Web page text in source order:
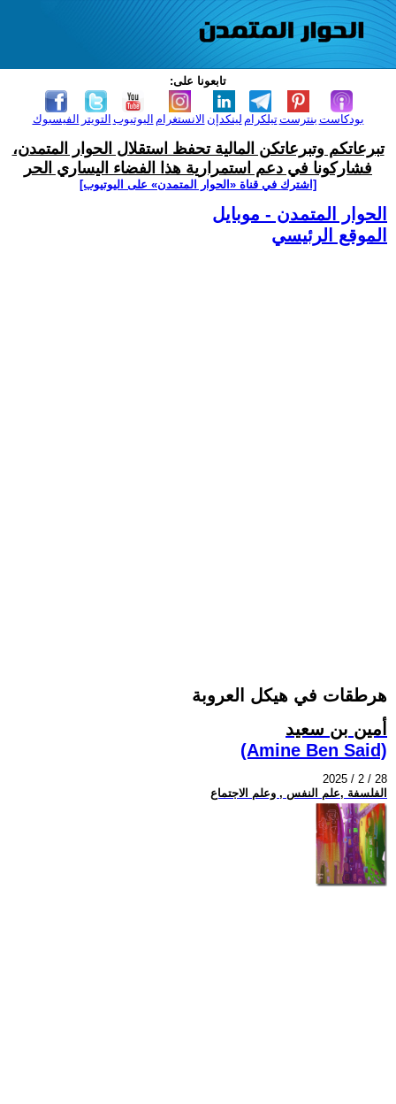
تابعونا على:
الفيسبوك التويتر اليوتيوب الانستغرام لينكدإن تيلكرامبنترست بودكاست
تبرعاتكم وتبرعاتكن المالية تحفظ استقلال الحوار المتمدن،
فشاركونا في دعم استمرارية هذا الفضاء اليساري الحر
[اشترك في قناة ‫«الحوار المتمدن» على اليوتيوب]
الحوار المتمدن - موبايل
الموقع الرئيسي
هرطقات في هيكل العروبة
أمين بن سعيد
(Amine Ben Said)
2025 / 2 / 28
الفلسفة ,علم النفس , وعلم الاجتماع